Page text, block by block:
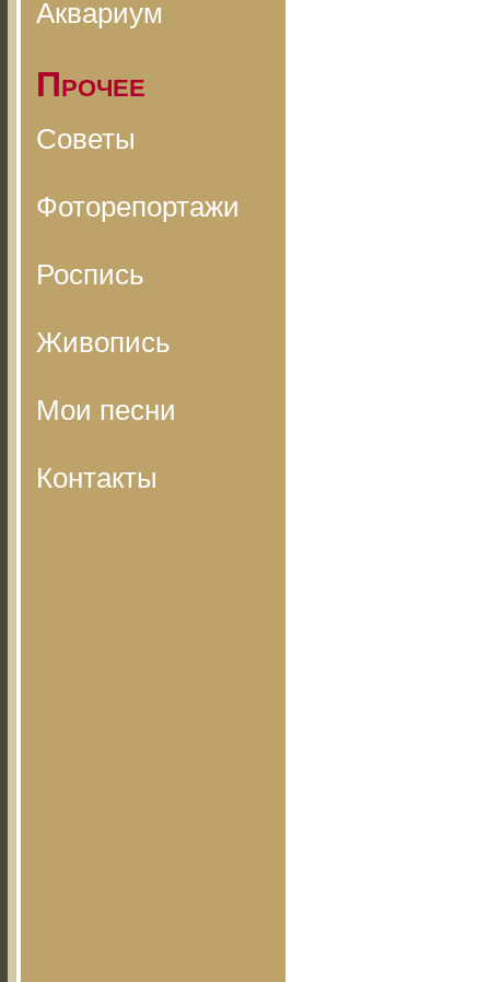
Аквариум
Прочее
Советы
Фоторепортажи
Роспись
Живопись
Мои песни
Контакты